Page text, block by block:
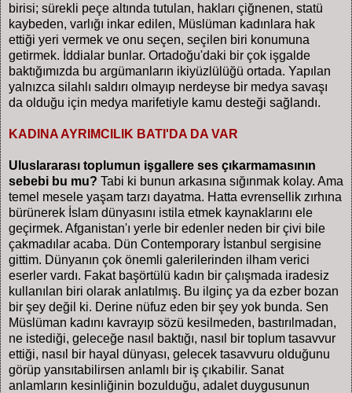
birisi; sürekli peçe altında tutulan, hakları çiğnenen, statü
kaybeden, varlığı inkar edilen, Müslüman kadınlara hak
ettiği yeri vermek ve onu seçen, seçilen biri konumuna
getirmek. İddialar bunlar. Ortadoğu'daki bir çok işgalde
baktığımızda bu argümanların ikiyüzlülüğü ortada. Yapılan
yalnızca silahlı saldırı olmayıp nerdeyse bir medya savaşı
da olduğu için medya marifetiyle kamu desteği sağlandı.
KADINA AYRIMCILIK BATI'DA DA VAR
Uluslararası toplumun işgallere ses çıkarmamasının
sebebi bu mu? Tabi ki bunun arkasına sığınmak kolay. Ama
temel mesele yaşam tarzı dayatma. Hatta evrensellik zırhına
bürünerek İslam dünyasını istila etmek kaynaklarını ele
geçirmek. Afganistan'ı yerle bir edenler neden bir çivi bile
çakmadılar acaba. Dün Contemporary İstanbul sergisine
gittim. Dünyanın çok önemli galerilerinden ilham verici
eserler vardı. Fakat başörtülü kadın bir çalışmada iradesiz
kullanılan biri olarak anlatılmış. Bu ilginç ya da ezber bozan
bir şey değil ki. Derine nüfuz eden bir şey yok bunda. Sen
Müslüman kadını kavrayıp sözü kesilmeden, bastırılmadan,
ne istediği, geleceğe nasıl baktığı, nasıl bir toplum tasavvur
ettiği, nasıl bir hayal dünyası, gelecek tasavvuru olduğunu
görüp yansıtabilirsen anlamlı bir iş çıkabilir. Sanat
anlamların kesinliğinin bozulduğu, adalet duygusunun